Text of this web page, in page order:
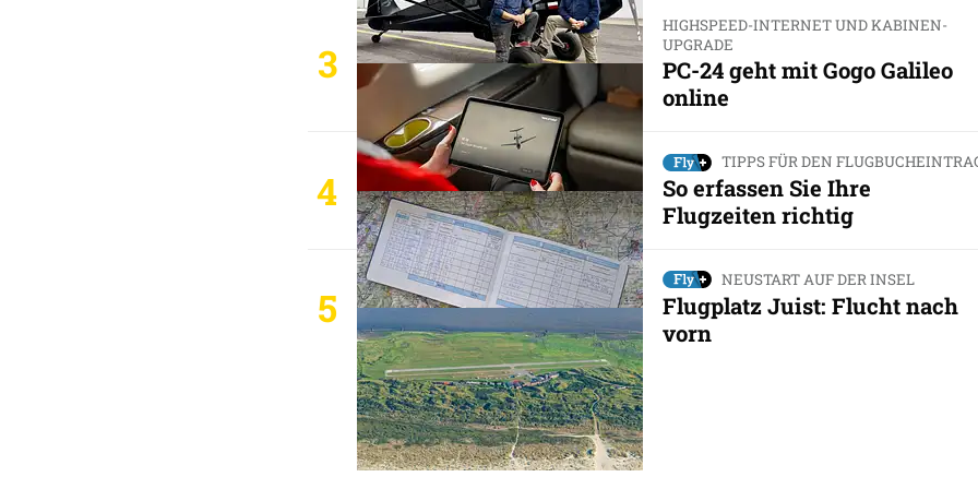
3
HIGHSPEED-INTERNET UND KABINEN-
UPGRADE
PC-24 geht mit Gogo Galileo
online
4
TIPPS FÜR DEN
So erfassen Sie Ihre
Flugzeiten richtig
5
NEUSTART AUF DER INSEL
Flugplatz Juist: Flucht nach
vorn